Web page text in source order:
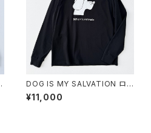
DOG IS MY SALVATION ロン
グスリーブシャツ
¥11,000